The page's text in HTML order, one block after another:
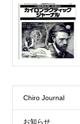
Chiro Journal
お知らせ